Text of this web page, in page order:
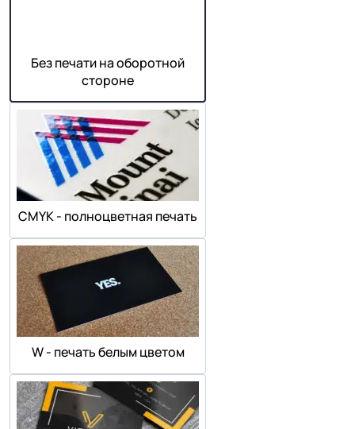
Без печати на оборотной
стороне
СMYK - полноцветная печать
W - печать белым цветом